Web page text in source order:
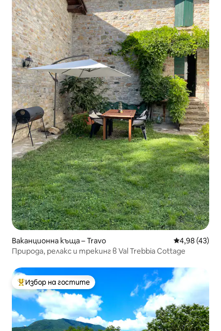
Ваканционна къща – Travo Средна
4,98 (43)
Природа, релакс и трекинг в Val Trebbia Cottage
Най-популярен избор на гостите
Избор на гостите